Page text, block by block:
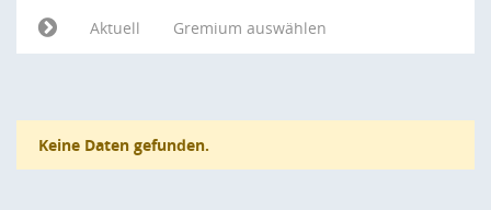
Aktuell
Gremium auswählen
Keine Daten gefunden.